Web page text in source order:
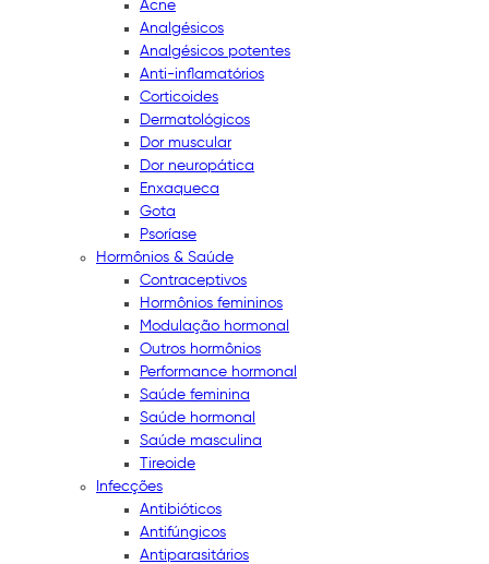
Acne
Analgésicos
Analgésicos potentes
Anti-inflamatórios
Corticoides
Dermatológicos
Dor muscular
Dor neuropática
Enxaqueca
Gota
Psoríase
Hormônios & Saúde
Contraceptivos
Hormônios femininos
Modulação hormonal
Outros hormônios
Performance hormonal
Saúde feminina
Saúde hormonal
Saúde masculina
Tireoide
Infecções
Antibióticos
Antifúngicos
Antiparasitários